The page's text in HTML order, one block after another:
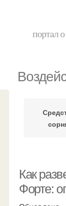
портал
Как
Форте: